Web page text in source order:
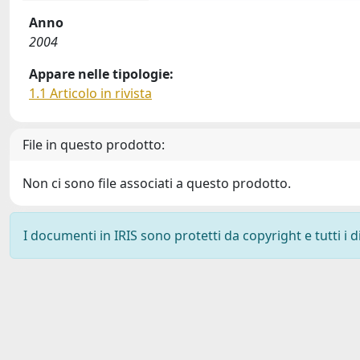
Anno
2004
Appare nelle tipologie:
1.1 Articolo in rivista
File in questo prodotto:
Non ci sono file associati a questo prodotto.
I documenti in IRIS sono protetti da copyright e tutti i